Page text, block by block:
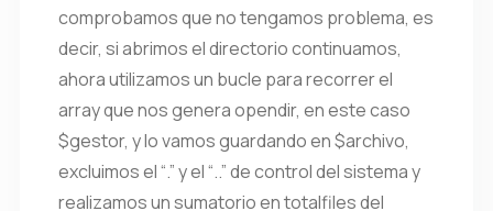
comprobamos que no tengamos problema, es
decir, si abrimos el directorio continuamos,
ahora utilizamos un bucle para recorrer el
array que nos genera opendir, en este caso
$gestor, y lo vamos guardando en $archivo,
excluimos el “.” y el “..” de control del sistema y
realizamos un sumatorio en totalfiles del